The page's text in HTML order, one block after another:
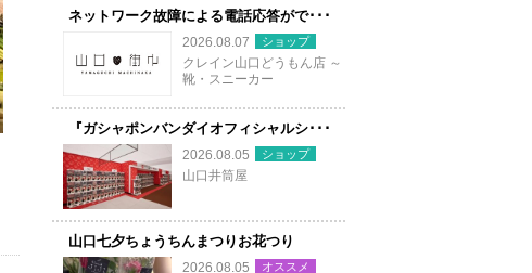
ネットワーク故障による電話応答がで･･･
2026.08.07
ショップ
クレイン山口どうもん店 ～
靴・スニーカー
『ガシャポンバンダイオフィシャルシ･･･
2026.08.05
ショップ
山口井筒屋
山口七夕ちょうちんまつりお花つり
2026.08.05
オススメ